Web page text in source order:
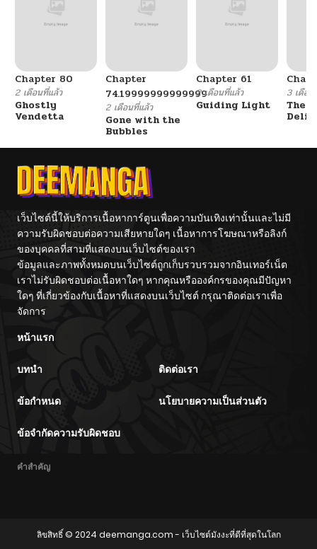
Chapter 80
2 เดือนที่แล้ว
Ghostly
Vendetta
Chapter
74.19999999999999
2 เดือนที่แล้ว
Gone with the
Bubbles
Chapter 61
2 เดือนที่แล้ว
Guiding Light
3 เดือน
The
เว็บไซต์นี้ให้บริการเนื้อหาการ์ตูนเพื่อความบันเทิงเท่านั้นและไม่มี
ความรับผิดชอบต่อความเสียหายใดๆ เนื้อหาการโฆษณาหรือลิงก์
ของบุคคลที่สามที่แสดงบนเว็บไซต์ของเรา
ข้อมูลและภาพทั้งหมดบนเว็บไซต์ถูกเก็บรวบรวมจากอินเทอร์เน็ต
เราไม่รับผิดชอบต่อเนื้อหาใดๆ หากคุณหรือองค์กรของคุณมีปัญหา
ใดๆ ที่เกี่ยวข้องกับเนื้อหาที่แสดงบนเว็บไซต์ กรุณาติดต่อเราเพื่อ
จัดการ
หน้าแรก
บทนำ ติดต่อเรา
ข้อกำหนด นโยบายความเป็นส่วนตัว
ข้อจำกัดความรับผิดชอบ
คำสำคัญ
ลิขสิทธิ์ © 2024 deemanga.com- เว็บไซต์มังงะที่ดีที่สุดในโลก